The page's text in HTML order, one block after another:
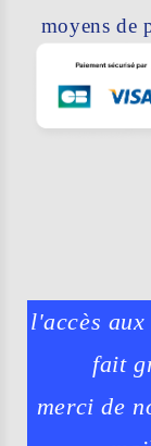
moyens de
l'accès
fait
merci de